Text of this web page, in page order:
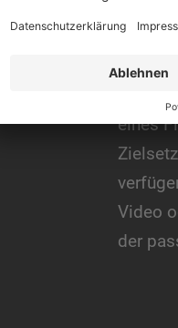
Der
Die
eines
Video
der